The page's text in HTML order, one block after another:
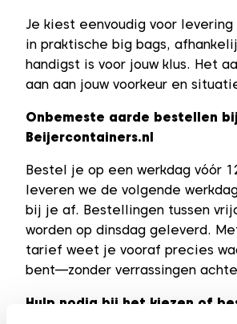
Je kiest eenvoudig voor
in praktische big bags,
handigst is voor jouw klus. Het
aan aan jouw voorkeur en
Onbemeste aarde bestellen bij
Beijercontainers.nl
Bestel je op een werkdag vóór
leveren we de volgende
bij je af. Bestellingen tussen
worden op dinsdag geleverd.
tarief weet je vooraf precies
bent—zonder verrassingen
Hulp nodig bij het kiezen of